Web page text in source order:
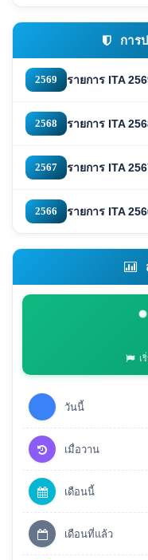
การ
2569 รายการ ITA
2568 รายการ ITA
2567 รายการ ITA
2566 รายการ ITA
เ
วันนี้
เมื่อวาน
เดือนนี้
เดือนที่แล้ว